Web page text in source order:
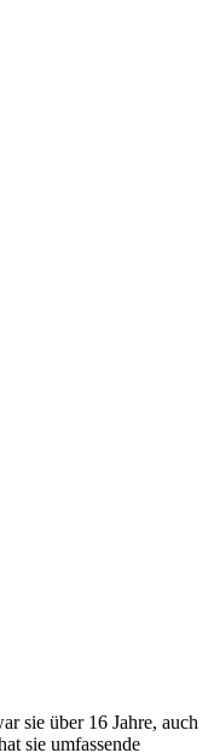
sie über 16 Jahre, auch
sie umfassende